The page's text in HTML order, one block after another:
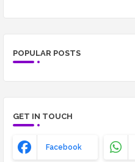
POPULAR POSTS
GET IN TOUCH
Facebook